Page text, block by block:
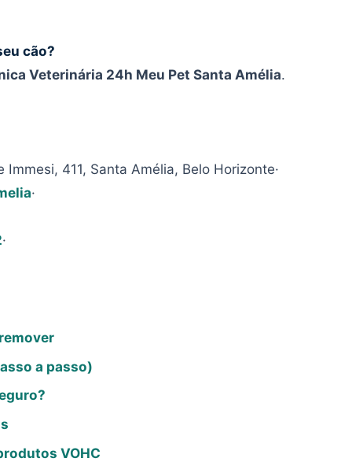
cão?
Veterinária 24h Meu Pet Santa Amélia.
Immesi, 411, Santa Amélia, Belo Horizonte·
·
·
a passo)
VOHC